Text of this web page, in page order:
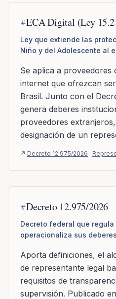
ECA Digital (Ley
Ley que extiende las
Niño y del Adolescente al
Se aplica a proveedores
internet que ofrezcan
Brasil. Junto con el
genera deberes
proveedores
designación de un
↗ Decreto 12.975/2026 ·
Decreto 12.975/2026
Decreto federal que regula
operacionaliza sus
Aporta definiciones, el
de representante legal
requisitos de
supervisión. Publicado